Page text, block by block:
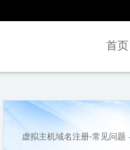
首页
虚拟主机域名注册-常见问题